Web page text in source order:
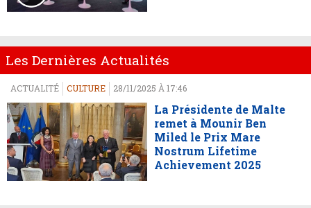
Les Dernières Actualités
ACTUALITÉ CULTURE 28/11/2025 À 17:46
La Présidente de Malte
remet à Mounir Ben
Miled le Prix Mare
Nostrum Lifetime
Achievement 2025